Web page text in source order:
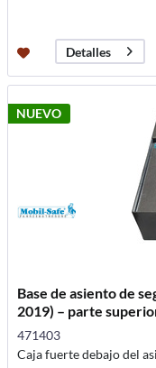
Detalles
NUEVO
Base de asiento de
2019) – parte
471403
Caja fuerte debajo del